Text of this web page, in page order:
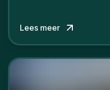
Lees meer